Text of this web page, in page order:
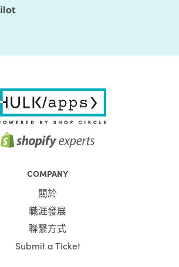
COMPANY
關於
職涯發展
聯繫方式
Submit a Ticket